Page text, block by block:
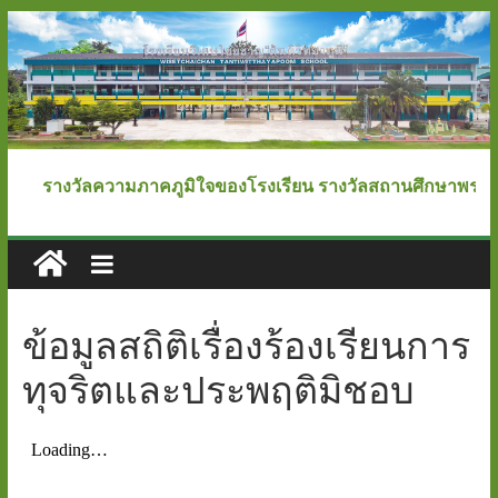
Skip
to
content
โรงเรียน
วิเศษ
ไชย
ชาญ
"ตันติ
รางวัลความภาคภูมิใจของโรงเรียน รางวัลสถานศึกษาพระ
ข้อมูลสถิติเรื่องร้องเรียนการ
ทุจริตและประพฤติมิชอบ